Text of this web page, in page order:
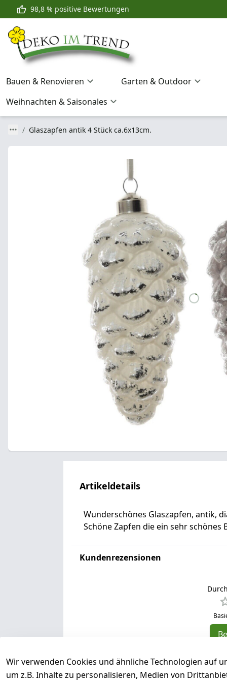
98,8 % positive Bewertungen
Bauen & Renovieren
Garten & Outdoor
Weihnachten & Saisonales
Glaszapfen antik 4 Stück ca.6x13cm.
Artikeldetails
Wunderschönes Glaszapfen, antik,
Schöne Zapfen die ein sehr schönes
Kundenrezensionen
5
4
Wir verwenden Cookies und ähnliche Technologien auf
um z.B. Inhalte zu personalisieren, Medien von